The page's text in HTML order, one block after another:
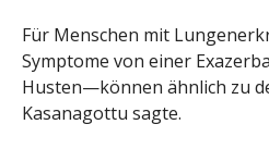
Für Menschen mit
Symptome von einer
Husten—können ähnlich zu
Kasanagottu sagte.